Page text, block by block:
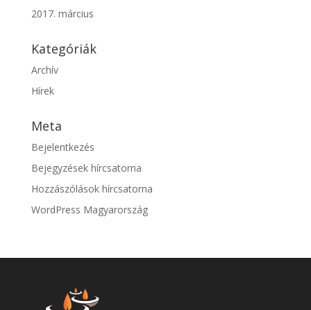
2017. március
Kategóriák
Archív
Hírek
Meta
Bejelentkezés
Bejegyzések hírcsatorna
Hozzászólások hírcsatorna
WordPress Magyarország